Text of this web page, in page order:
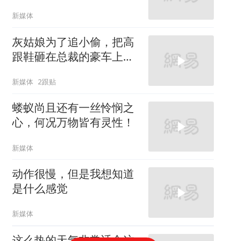
新媒体
灰姑娘为了追小偷，把高
跟鞋砸在总裁的豪车上，
新媒体 2跟贴
蝼蚁尚且还有一丝怜悯之
心，何况万物皆有灵性！
新媒体
动作很慢，但是我想知道
是什么感觉
新媒体